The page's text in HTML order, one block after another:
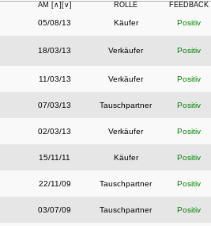
AM [∧] [∨] ROLLE FEEDBACK
05/08/13 Käufer Positiv
18/03/13 Verkäufer Positiv
11/03/13 Verkäufer Positiv
07/03/13 Tauschpartner Positiv
02/03/13 Verkäufer Positiv
15/11/11 Käufer Positiv
22/11/09 Tauschpartner Positiv
03/07/09 Tauschpartner Positiv